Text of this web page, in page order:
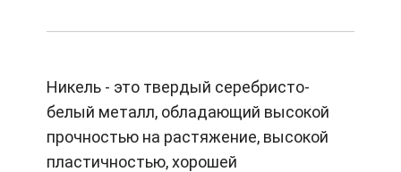
Никель - это твердый серебристо-
белый металл, обладающий высокой
прочностью на растяжение, высокой
пластичностью, хорошей